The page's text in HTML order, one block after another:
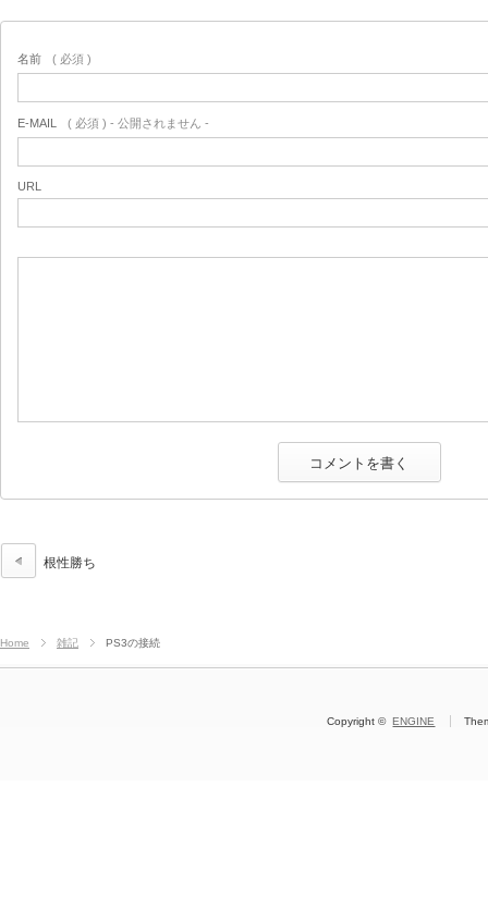
名前 ( 必須 )
E-MAIL ( 必須 ) - 公開されません -
URL
根性勝ち
Home 雑記 PS3の接続
Copyright ©ENGINE